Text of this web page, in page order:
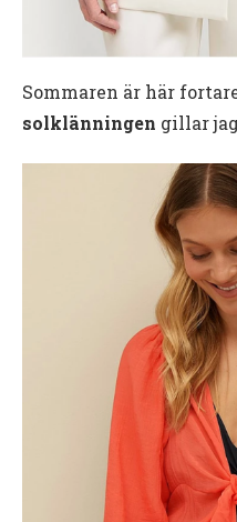
Sommaren är här
solklänningen gillar